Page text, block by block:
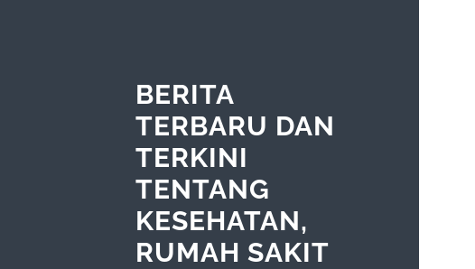
BERITA
TERBARU DAN
TERKINI
TENTANG
KESEHATAN,
RUMAH SAKIT